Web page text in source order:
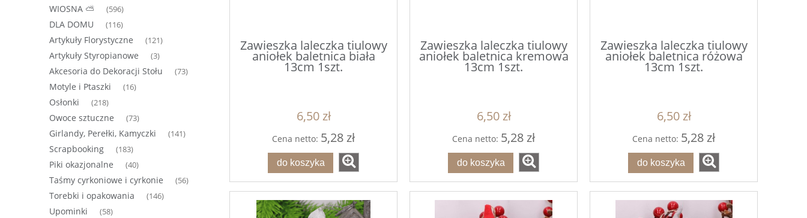
WIOSNA ⛅ (596)
DLA DOMU (116)
Artykuły Florystyczne (121)
Artykuły Styropianowe (3)
Akcesoria do Dekoracji Stołu (73)
Motyle i Ptaszki (16)
Osłonki (218)
Owoce sztuczne (73)
Girlandy, Perełki, Kamyczki (141)
Scrapbooking (183)
Piki okazjonalne (40)
Taśmy cyrkoniowe i cyrkonie (56)
Torebki i opakowania (146)
Upominki (58)
Zawieszka laleczka tiulowy
aniołek baletnica biała
13cm 1szt.
6,50 zł
Cena netto: 5,28 zł
do koszyka
Zawieszka laleczka tiulowy
aniołek baletnica kremowa
13cm 1szt.
6,50 zł
Cena netto: 5,28 zł
do koszyka
Zawieszka laleczka tiulowy
aniołek baletnica różowa
13cm 1szt.
6,50 zł
Cena netto: 5,28 zł
do koszyka